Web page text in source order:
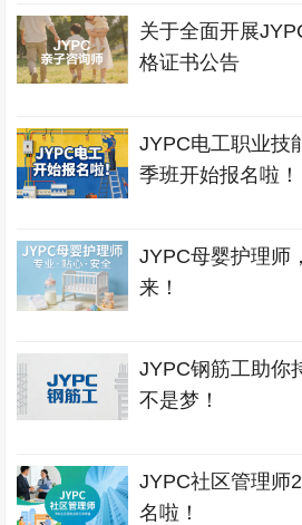
关于全面开展
格证书公告
JYPC电工职业技
季班开始报名啦！
JYPC母婴护理师
来！
JYPC钢筋工助你
不是梦！
JYPC社区管理师
名啦！